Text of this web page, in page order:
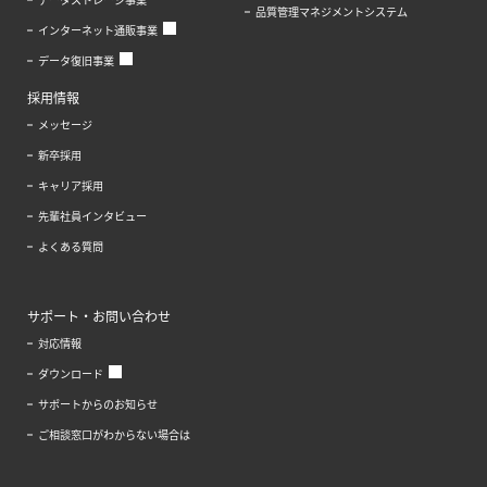
インターネット通販事業
データ復旧事業
品質管理マネジメントシステム
採用情報
メッセージ
新卒採用
キャリア採用
先輩社員インタビュー
よくある質問
サポート・お問い合わせ
対応情報
ダウンロード
サポートからのお知らせ
ご相談窓口がわからない場合は